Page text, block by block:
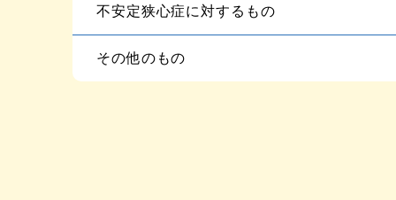
不安定狭心症に対するもの
その他のもの